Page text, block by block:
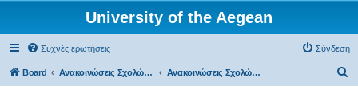
University of the Aegean
Συχνές ερωτήσεις Σύνδεση
Board Ανακοινώσεις Σχολών, Τμημάτων, Συλλόγων & Υπηρεσιών Ανακοινώσεις Σχολών & Τμημάτων (Μυτιλήνη)